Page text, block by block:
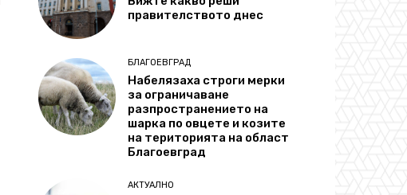
правителството днес
БЛАГОЕВГРАД
Набелязаха строги мерки
за ограничаване
разпространението на
шарка по овцете и козите
на територията на област
Благоевград
АКТУАЛНО